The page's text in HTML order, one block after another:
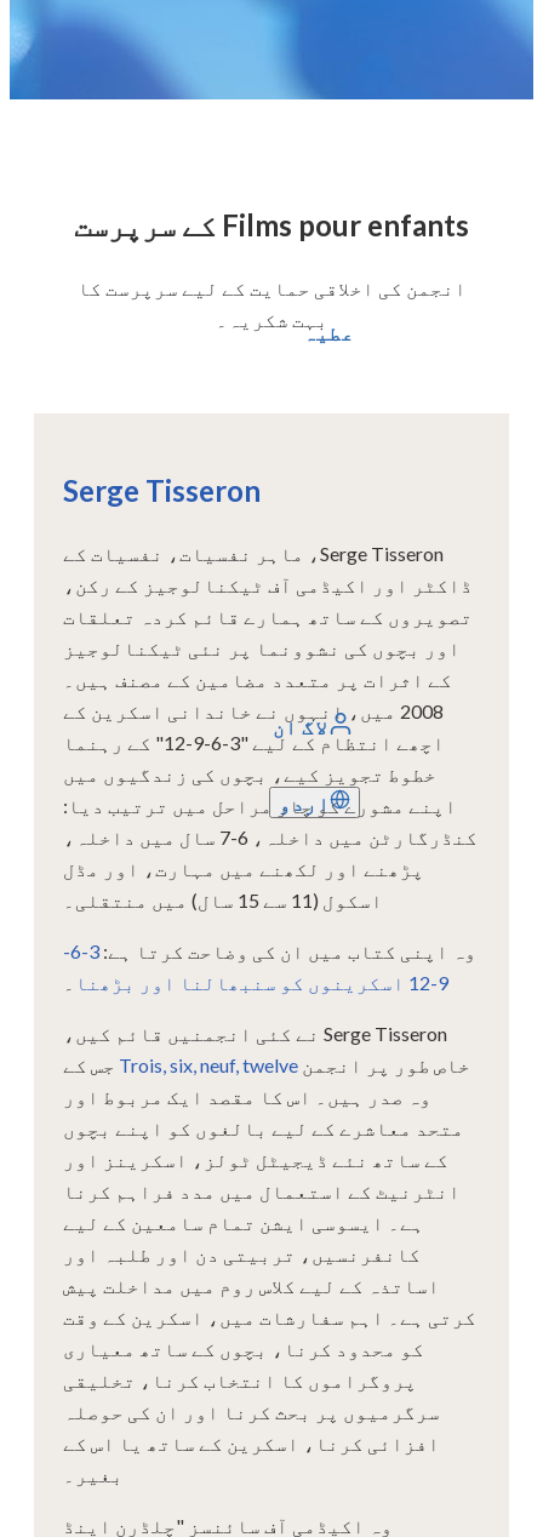
عطیہ
لاگ ان
اردو
Films pour enfants کے سرپرست
انجمن کی اخلاقی حمایت کے لیے سرپرست کا
بہت شکریہ۔
Serge Tisseron
Serge Tisseron، ماہر نفسیات، نفسیات کے
ڈاکٹر اور اکیڈمی آف ٹیکنالوجیز کے رکن،
تصویروں کے ساتھ ہمارے قائم کردہ تعلقات
اور بچوں کی نشوونما پر نئی ٹیکنالوجیز
کے اثرات پر متعدد مضامین کے مصنف ہیں۔
2008 میں، انہوں نے خاندانی اسکرین کے
اچھے انتظام کے لیے "3-6-9-12" کے رہنما
خطوط تجویز کیے، بچوں کی زندگیوں میں
اپنے مشورے کو چار مراحل میں ترتیب دیا:
کنڈرگارٹن میں داخلہ، 6-7 سال میں داخلہ،
پڑھنے اور لکھنے میں مہارت، اور مڈل
اسکول (11 سے 15 سال) میں منتقلی۔
وہ اپنی کتاب میں ان کی وضاحت کرتا ہے:
3-6-
9-12 اسکرینوں کو سنبھالنا اور بڑھنا
Serge Tisseron نے کئی انجمنیں قائم کیں،
خاص طور پر انجمن Trois, six, neuf, twelve جس کے
وہ صدر ہیں۔ اس کا مقصد ایک مربوط اور
متحد معاشرے کے لیے بالغوں کو اپنے بچوں
کے ساتھ نئے ڈیجیٹل ٹولز، اسکرینز اور
انٹرنیٹ کے استعمال میں مدد فراہم کرنا
ہے۔ ایسوسی ایشن تمام سامعین کے لیے
کانفرنسیں، تربیتی دن اور طلبہ اور
اساتذہ کے لیے کلاس روم میں مداخلت پیش
کرتی ہے۔ اہم سفارشات میں، اسکرین کے وقت
کو محدود کرنا، بچوں کے ساتھ معیاری
پروگراموں کا انتخاب کرنا، تخلیقی
سرگرمیوں پر بحث کرنا اور ان کی حوصلہ
افزائی کرنا، اسکرین کے ساتھ یا اس کے
بغیر۔
وہ اکیڈمی آف سائنسز "چلڈرن اینڈ